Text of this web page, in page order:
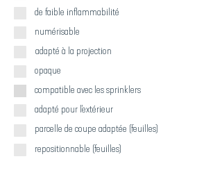
de faible inflammabilité
numérisable
adapté à la projection
opaque
compatible avec les sprinklers
adapté pour l'extérieur
parcelle de coupe adaptée (feuilles)
repositionnable (feuilles)